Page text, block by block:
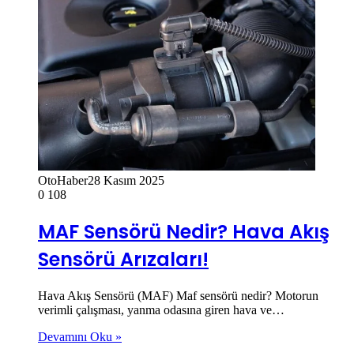
OtoHaber28 Kasım 2025
0 108
MAF Sensörü Nedir? Hava Akış
Sensörü Arızaları!
Hava Akış Sensörü (MAF) Maf sensörü nedir? Motorun
verimli çalışması, yanma odasına giren hava ve…
Devamını Oku »